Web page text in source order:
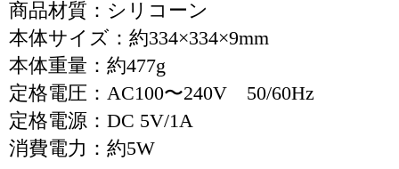
商品材質：シリコーン
本体サイズ：約334×334×9mm
本体重量：約477g
定格電圧：AC100〜240V 50/60Hz
定格電源：DC 5V/1A
消費電力：約5W